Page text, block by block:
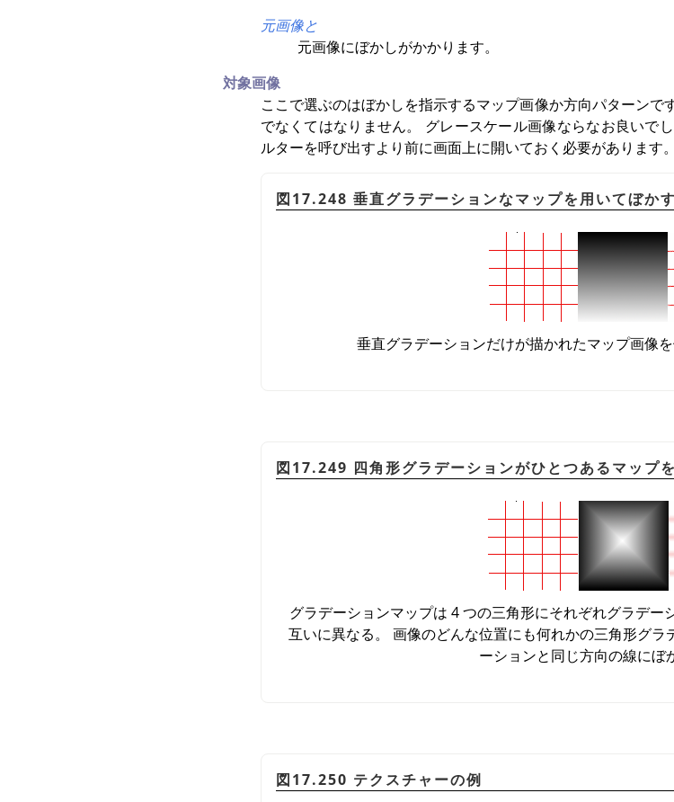
元画像と
元画像にぼかしがかかります。
対象画像
ここで選ぶのはぼかしを指示するマップ画像か方向パターン
でなくてはなりません。 グレースケール画像ならなお良いで
ルターを呼び出すより前に画面上に開いておく必要があります。
図17.248 垂直グラデーションなマップを用いてぼかす
垂直グラデーションだけが描かれたマップ画像
図17.249 四角形グラデーションがひとつあるマップ
グラデーションマップは 4 つの三角形にそれぞれグラデ
互いに異なる。 画像のどんな位置にも何れかの三角形グ
ーションと同じ方向の線にぼ
図17.250 テクスチャーの例